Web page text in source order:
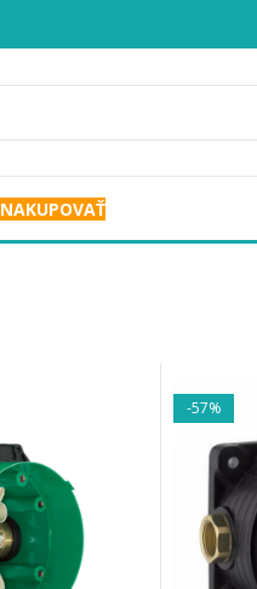
NAKUPOVAŤ
-57%